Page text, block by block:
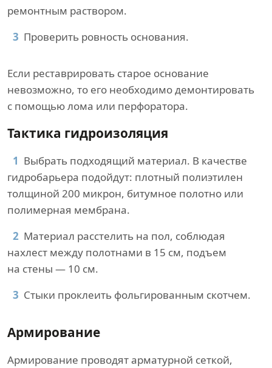
ремонтным раствором.
Проверить ровность основания.
Если реставрировать старое основание
невозможно, то его необходимо демонтировать
с помощью лома или перфоратора.
Тактика гидроизоляция
Выбрать подходящий материал. В качестве
гидробарьера подойдут: плотный полиэтилен
толщиной 200 микрон, битумное полотно или
полимерная мембрана.
Материал расстелить на пол, соблюдая
нахлест между полотнами в 15 см, подъем
на стены — 10 см.
Стыки проклеить фольгированным скотчем.
Армирование
Армирование проводят арматурной сеткой,